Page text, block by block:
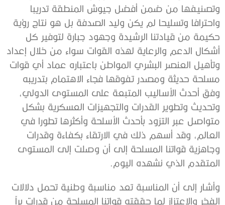
وتصنيفها من ضمن أفضل جيوش المنطقة تدريبا
واحترافا وتسليحا لم يكن وليد الصدفة بل هو نتاج رؤية
حكيمة من قيادتنا الرشيدة وجهود جبارة لتوفير كل
أشكال الدعم والرعاية لهذه القوات سواء من خلال إعداد
وتأهيل العنصر البشري المواطن باعتباره عماد أي قوات
مسلحة حديثة ومصدر تفوقها فجاء الاهتمام بتدريبه
وفق أحدث الأساليب المتبعة على المستوى الدولي،
وتحديث وتطوير القدرات والتجهيزات العسكرية بشكل
متواصل عبر التزود بأحدث الأسلحة وأكثرها تطورا في
العالم، وقد أسهم ذلك في الارتقاء بكفاءة وقدرات
وجاهزية قواتنا المسلحة إلى أن وصلت إلى المستوى
المتقدم الذي نشهده اليوم.
وأشار إلى أن المناسبة تعد مناسبة وطنية تحمل دلالات
الفخر والاعتزاز لما حققته قواتنا المسلحة من قدرات براً